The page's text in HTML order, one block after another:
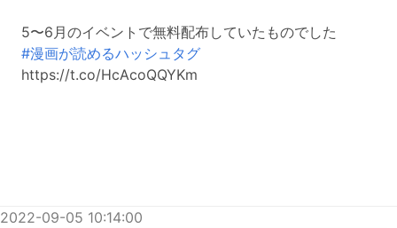
5〜6月のイベントで無料配布していたものでした
#漫画が読めるハッシュタグ
https://t.co/HcAcoQQYKm
2022-09-05 10:14:00